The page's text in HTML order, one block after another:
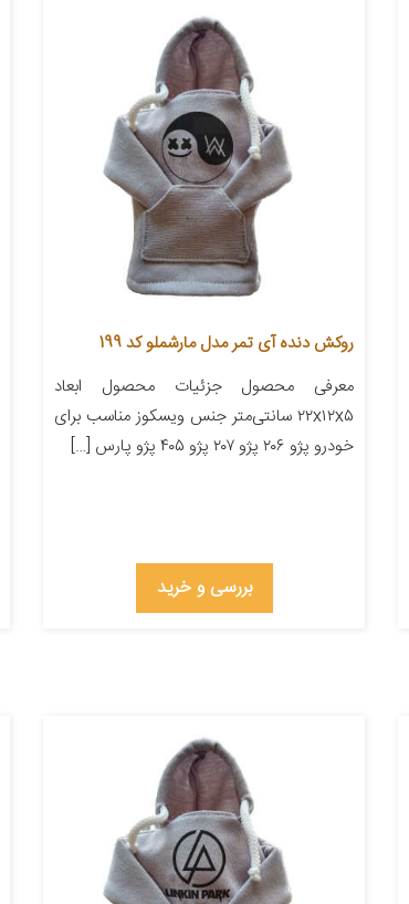
روکش دنده آی تمر مدل مارشملو کد 199
معرفی محصول جزئیات محصول ابعاد
۲۲x۱۲x۵ سانتی‌متر جنس ویسکوز مناسب برای
خودرو پژو ۲۰۶ پژو ۲۰۷ پژو ۴۰۵ پژو پارس […]
بررسی و خرید